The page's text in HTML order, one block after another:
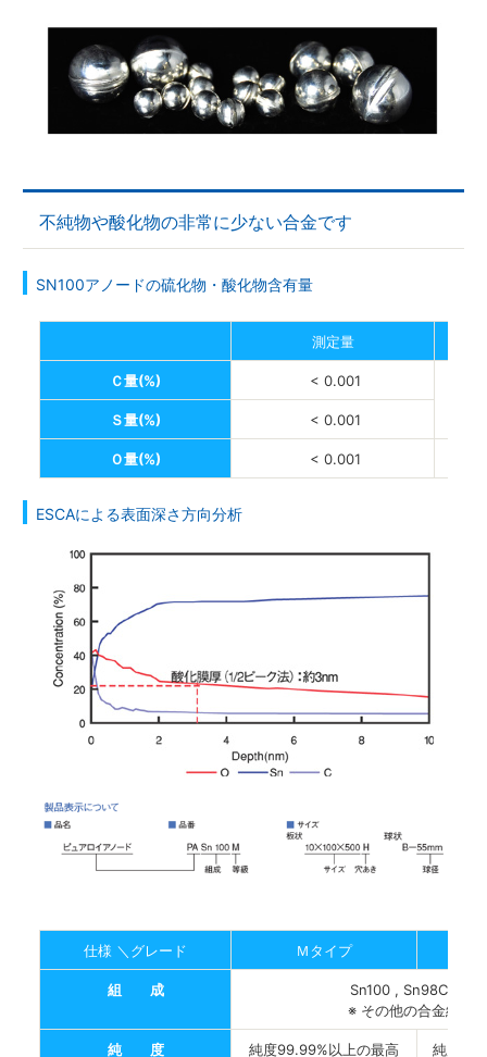
不純物や酸化物の非常に少ない合金です
SN100アノードの硫化物・酸化物含有量
測定量
Ｃ量(%) < 0.001
Ｓ量(%) < 0.001
Ｏ量(%) < 0.001
ESCAによる表面深さ方向分析
仕様 ＼グレード Ｍタイプ
組 成
Sn100 , Sn98Cu2 ,
※ その他の合金組成
純 度 純度99.99%以上の最高 純度